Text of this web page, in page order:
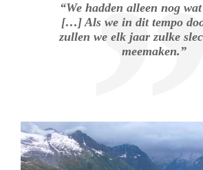
“We hadden alleen nog
[…] Als we in dit tempo
zullen we elk jaar zulke
meemaken.”